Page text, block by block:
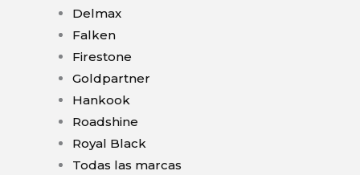
Delmax
Falken
Firestone
Goldpartner
Hankook
Roadshine
Royal Black
Todas las marcas